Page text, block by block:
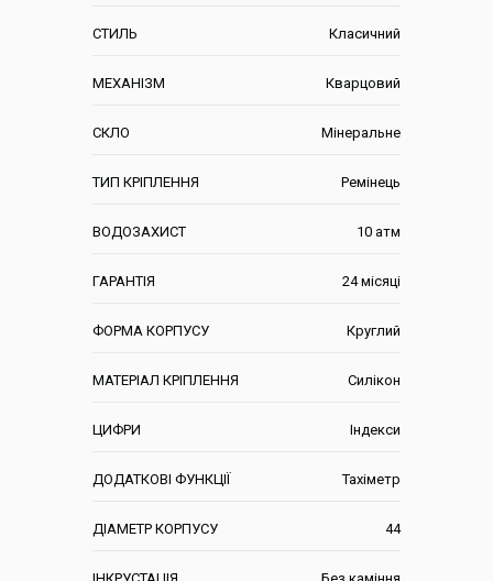
СТИЛЬ Класичний
МЕХАНІЗМ Кварцовий
СКЛО Мінеральне
ТИП КРІПЛЕННЯ Ремінець
ВОДОЗАХИСТ 10 атм
ГАРАНТІЯ 24 місяці
ФОРМА КОРПУСУ Круглий
МАТЕРІАЛ КРІПЛЕННЯ Силікон
ЦИФРИ Індекси
ДОДАТКОВІ ФУНКЦІЇ Тахіметр
ДІАМЕТР КОРПУСУ 44